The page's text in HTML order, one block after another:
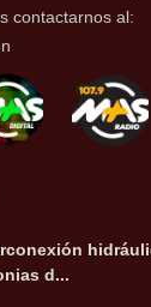
contactarnos al:
d...